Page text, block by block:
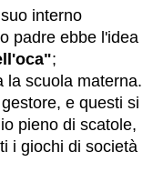
interno
padre ebbe l'idea
;
la scuola materna.
e questi si
pieno di scatole,
i giochi di società